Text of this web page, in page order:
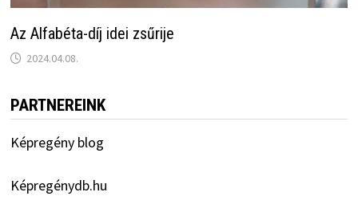
Az Alfabéta-díj idei zsűrije
2024.04.08.
PARTNEREINK
Képregény blog
Képregénydb.hu